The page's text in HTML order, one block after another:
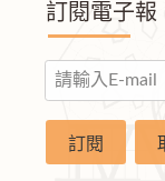
訂閱電子報